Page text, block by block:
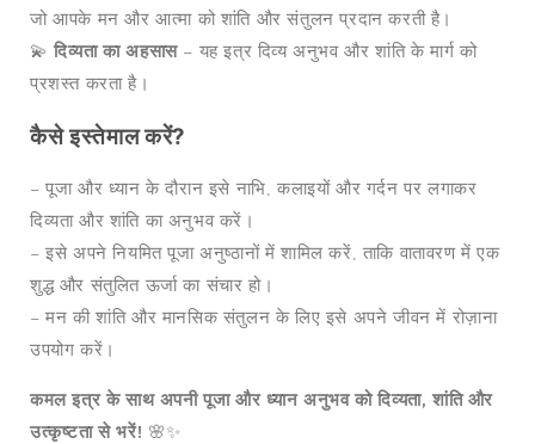
जो आपके मन और आत्मा को शांति और संतुलन प्रदान करती है।
💫दिव्यता का अहसास– यह इत्र दिव्य अनुभव और शांति के मार्ग को
प्रशस्त करता है।
कैसे इस्तेमाल करें?
– पूजा और ध्यान के दौरान इसे नाभि, कलाइयों और गर्दन पर लगाकर
दिव्यता और शांति का अनुभव करें।
– इसे अपने नियमित पूजा अनुष्ठानों में शामिल करें, ताकि वातावरण में एक
शुद्ध और संतुलित ऊर्जा का संचार हो।
– मन की शांति और मानसिक संतुलन के लिए इसे अपने जीवन में रोज़ाना
उपयोग करें।
कमल इत्र के साथ अपनी पूजा और ध्यान अनुभव को दिव्यता, शांति और
उत्कृष्टता से भरें! 🌸✨